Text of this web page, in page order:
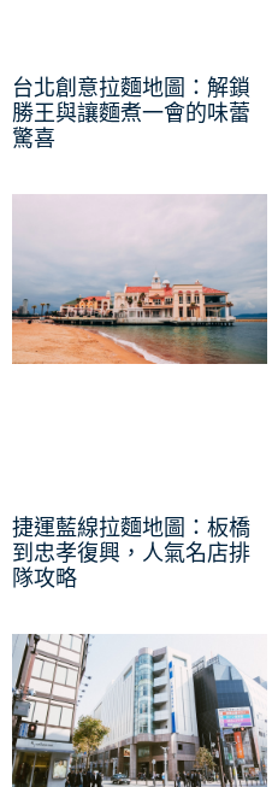
台北創意拉麵地圖：解鎖
勝王與讓麵煮一會的味蕾
驚喜
捷運藍線拉麵地圖：板橋
到忠孝復興，人氣名店排
隊攻略